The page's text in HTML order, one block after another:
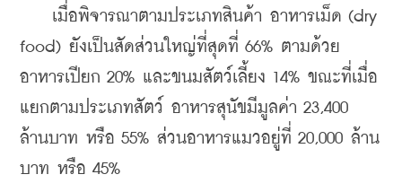
เมื่อพิจารณาตามประเภทสินค้า อาหารเม็ด (dry
food) ยังเป็นสัดส่วนใหญ่ที่สุดที่ 66% ตามด้วย
อาหารเปียก 20% และขนมสัตว์เลี้ยง 14% ขณะที่เมื่อ
แยกตามประเภทสัตว์ อาหารสุนัขมีมูลค่า 23,400
ล้านบาท หรือ 55% ส่วนอาหารแมวอยู่ที่ 20,000 ล้าน
บาท หรือ 45%